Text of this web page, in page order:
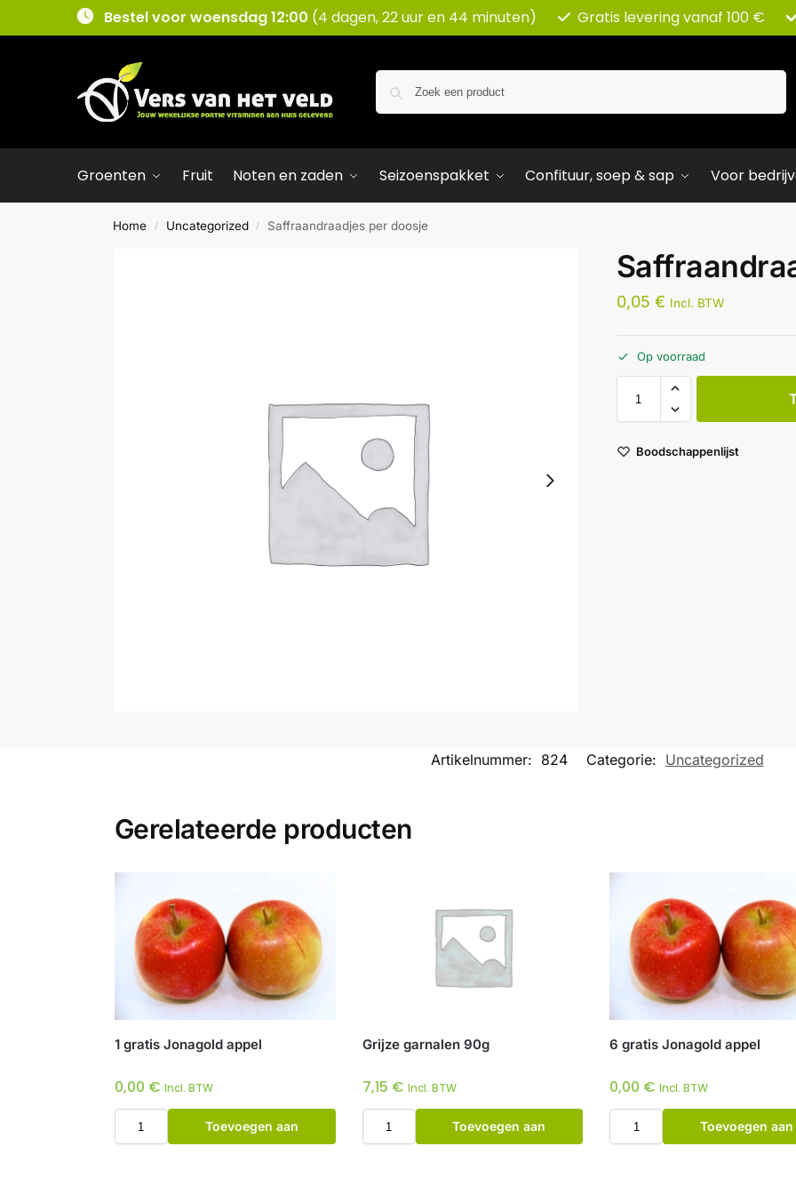
Bestel voor woensdag 12:00 (4 dagen, 22 uur en 44 minuten) Gratis levering vanaf 100 €
Groenten Fruit Noten en zaden Seizoenspakket Confituur, soep & sap Voor
Home / Uncategorized / Saffraandraadjes per doosje
0,05 € Incl. BTW
Op voorraad
Boodschappenlijst
Artikelnummer: 824 Categorie: Uncategorized
Gerelateerde producten
1 gratis Jonagold appel
0,00 € Incl. BTW
Toevoegen aan
Grijze garnalen 90g
7,15 € Incl. BTW
Toevoegen aan
6 gratis Jonagold appel
0,00 € Incl. BTW
Toevoegen aan